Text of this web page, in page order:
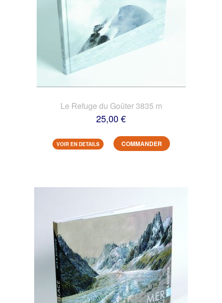
Le Refuge du Goûter 3835 m
25,00 €
VOIR EN DETAILS COMMANDER